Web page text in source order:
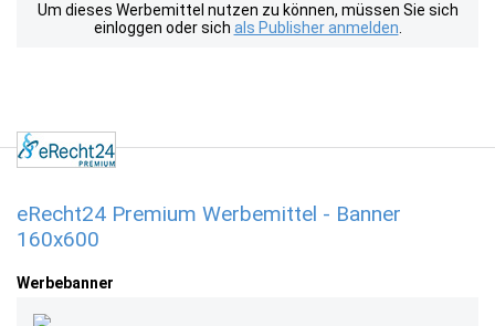
Um dieses Werbemittel nutzen zu können, müssen Sie sich
einloggen oder sich als Publisher anmelden
eRecht24 Premium Werbemittel - Banner
160x600
Werbebanner